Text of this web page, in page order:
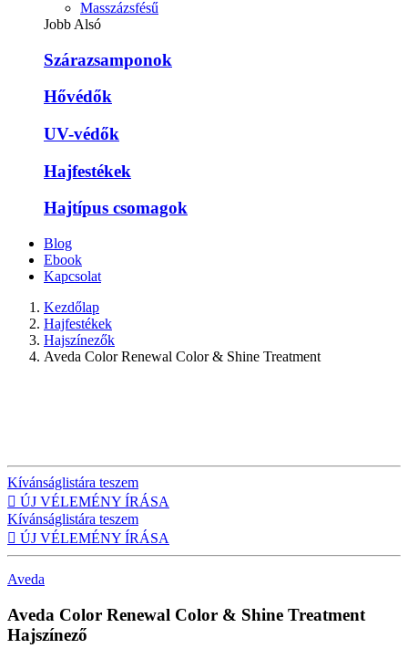
Masszázsfésű
Jobb Alsó
Szárazsamponok
Hővédők
UV-védők
Hajfestékek
Hajtípus csomagok
Blog
Ebook
Kapcsolat
Kezdőlap
Hajfestékek
Hajszínezők
Aveda Color Renewal Color & Shine Treatment
Kívánságlistára teszem
 ÚJ VÉLEMÉNY ÍRÁSA
Kívánságlistára teszem
 ÚJ VÉLEMÉNY ÍRÁSA
Aveda
Aveda Color Renewal Color & Shine Treatment
Hajszínező